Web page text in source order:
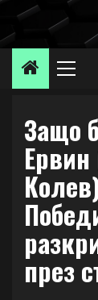
Skip
content
Защо
Ервин
през